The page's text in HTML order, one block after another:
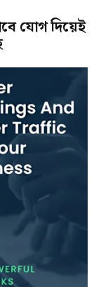
যোগ দিয়েই